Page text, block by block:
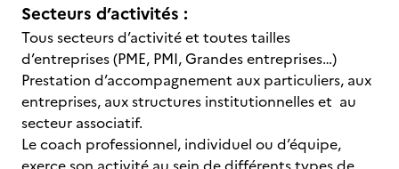
Secteurs d’activités :
Tous secteurs d’activité et toutes tailles
d’entreprises (PME, PMI, Grandes entreprises…)
Prestation d’accompagnement aux particuliers, aux
entreprises, aux structures institutionnelles et au
secteur associatif.
Le coach professionnel, individuel ou d’équipe,